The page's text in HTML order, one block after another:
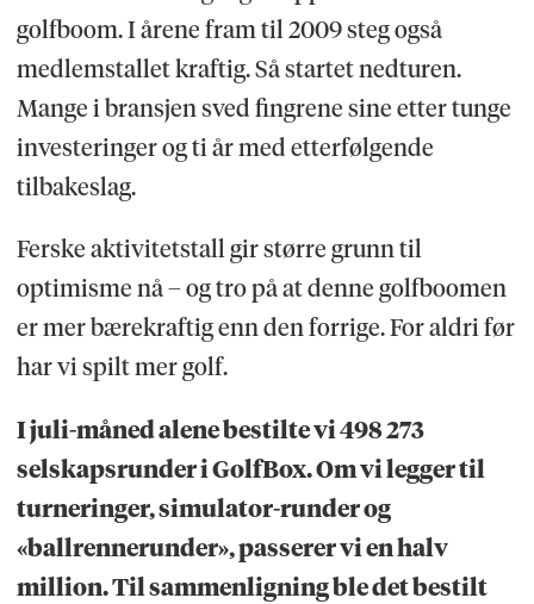
golfboom. I årene fram til 2009 steg også
medlemstallet kraftig. Så startet nedturen.
Mange i bransjen sved fingrene sine etter tunge
investeringer og ti år med etterfølgende
tilbakeslag.
Ferske aktivitetstall gir større grunn til
optimisme nå – og tro på at denne golfboomen
er mer bærekraftig enn den forrige. For aldri før
har vi spilt mer golf.
I juli-måned alene bestilte vi 498 273
selskapsrunder i GolfBox. Om vi legger til
turneringer, simulator-runder og
«ballrennerunder», passerer vi en halv
million. Til sammenligning ble det bestilt